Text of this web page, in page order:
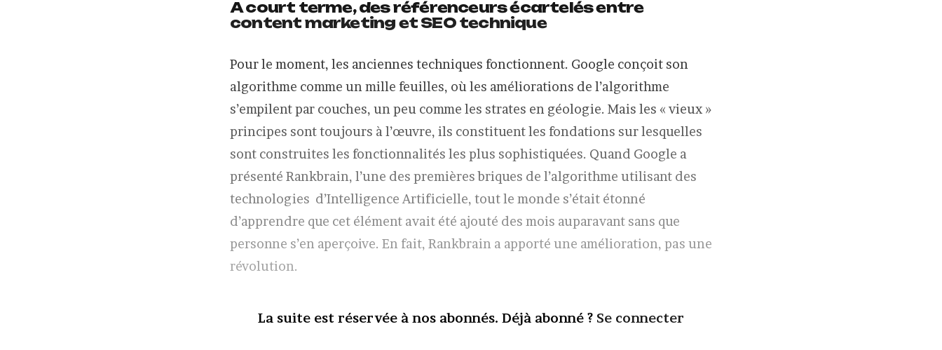
A court terme, des référenceurs écartelés entre
content marketing et SEO technique
Pour le moment, les anciennes techniques fonctionnent. Google conçoit son
algorithme comme un mille feuilles, où les améliorations de l’algorithme
s’empilent par couches, un peu comme les strates en géologie. Mais les « vieux »
principes sont toujours à l’œuvre, ils constituent les fondations sur lesquelles
sont construites les fonctionnalités les plus sophistiquées. Quand Google a
présenté Rankbrain, l’une des premières briques de l’algorithme utilisant des
technologies d’Intelligence Artificielle, tout le monde s’était étonné
d’apprendre que cet élément avait été ajouté des mois auparavant sans que
personne s’en aperçoive. En fait, Rankbrain a apporté une amélioration, pas une
révolution.
La suite est réservée à nos abonnés. Déjà abonné ? Se connecter